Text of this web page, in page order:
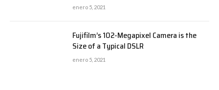
enero 5, 2021
Fujifilm’s 102-Megapixel Camera is the
Size of a Typical DSLR
enero 5, 2021